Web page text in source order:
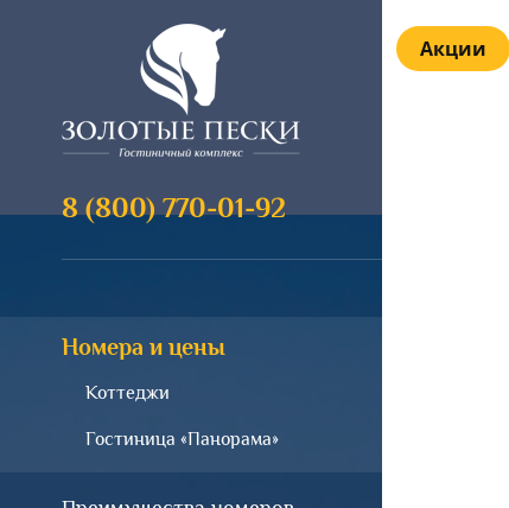
8 (800) 770-01-92
Номера и цены
Коттеджи
Гостиница «Панорама»
Акции